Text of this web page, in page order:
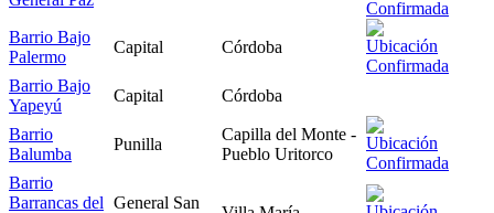
Barrio Bajo
Palermo
Capital Córdoba
Barrio Bajo
Yapeyú
Capital Córdoba
Barrio
Balumba
Punilla
Capilla del Monte -
Pueblo Uritorco
Barrio
Barrancas del General San